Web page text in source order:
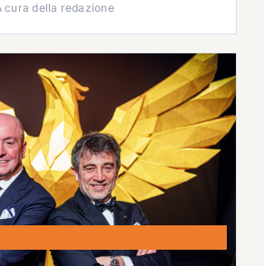
cura della redazione